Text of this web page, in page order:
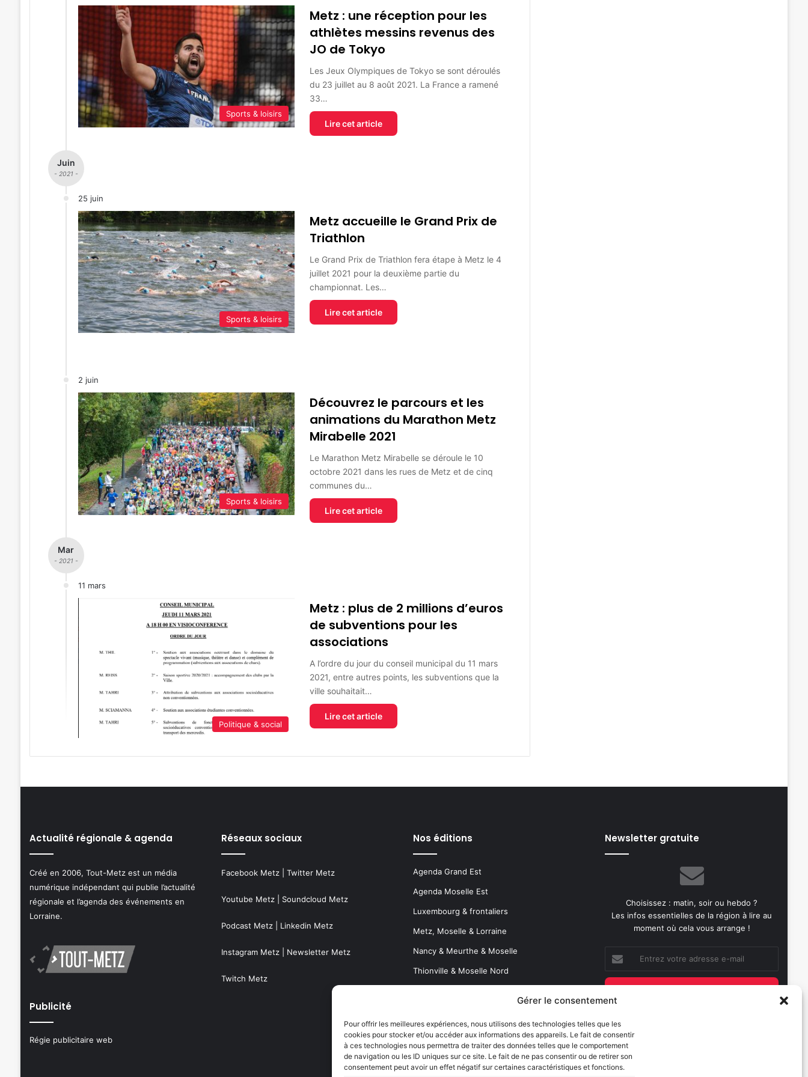
Gérer le consentement
Pour offrir les meilleures expériences, nous utilisons des technologies telles que les
cookies pour stocker et/ou accéder aux informations des appareils. Le fait de consentir
à ces technologies nous permettra de traiter des données telles que le comportement
de navigation ou les ID uniques sur ce site. Le fait de ne pas consentir ou de retirer son
consentement peut avoir un effet négatif sur certaines caractéristiques et fonctions.
Sports & loisirs
Metz : une réception pour les
athlètes messins revenus des
JO de Tokyo
Les Jeux Olympiques de Tokyo se sont déroulés
du 23 juillet au 8 août 2021. La France a ramené
33…
Lire cet article
Juin
- 2021 -
25 juin
Sports & loisirs
Metz accueille le Grand Prix de
Triathlon
Le Grand Prix de Triathlon fera étape à Metz le 4
juillet 2021 pour la deuxième partie du
championnat. Les…
Lire cet article
2 juin
Sports & loisirs
Découvrez le parcours et les
animations du Marathon Metz
Mirabelle 2021
Le Marathon Metz Mirabelle se déroule le 10
octobre 2021 dans les rues de Metz et de cinq
communes du…
Lire cet article
Mar
- 2021 -
11 mars
Politique & social
Metz : plus de 2 millions d’euros
de subventions pour les
associations
A l’ordre du jour du conseil municipal du 11 mars
2021, entre autres points, les subventions que la
ville souhaitait…
Lire cet article
Actualité régionale & agenda
Créé en 2006, Tout-Metz est un média
numérique indépendant qui publie l’actualité
régionale et l’agenda des événements en
Lorraine.
Publicité
Régie publicitaire web
Réseaux sociaux
Facebook Metz| Twitter Metz
Youtube Metz| Soundcloud Metz
Podcast Metz| Linkedin Metz
Instagram Metz| Newsletter Metz
Twitch Metz
Nos éditions
Agenda Grand Est
Agenda Moselle Est
Luxembourg & frontaliers
Metz, Moselle & Lorraine
Nancy & Meurthe & Moselle
Thionville & Moselle Nord
Histoire de Metz
Résultats des élections municipales 2026
(Metz, Moselle, Lorraine)
Newsletter gratuite
Choisissez : matin, soir ou hebdo ?
Les infos essentielles de la région à lire au
moment où cela vous arrange !
votre
adresse
mail
Evénements
AI now